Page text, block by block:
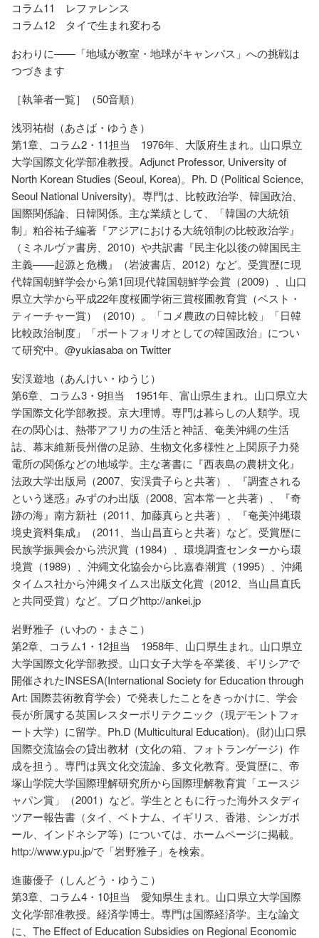
コラム11 レファレンス
コラム12 タイで生まれ変わる
おわりに――「地域が教室・地球がキャンパス」への挑戦は
つづきます
［執筆者一覧］（50音順）
浅羽祐樹（あさば・ゆうき）
第1章、コラム2・11担当 1976年、大阪府生まれ。山口県立
大学国際文化学部准教授。Adjunct Professor, University of
North Korean Studies (Seoul, Korea)。Ph. D (Political Science,
Seoul National University)。専門は、比較政治学、韓国政治、
国際関係論、日韓関係。主な業績として、「韓国の大統領
制」粕谷祐子編著『アジアにおける大統領制の比較政治学』
（ミネルヴァ書房、2010）や共訳書『民主化以後の韓国民主
主義――起源と危機』（岩波書店、2012）など。受賞歴に現
代韓国朝鮮学会から第1回現代韓国朝鮮学会賞（2009）、山口
県立大学から平成22年度桜圃学術三賞桜圃教育賞（ベスト・
ティーチャー賞）（2010）。「コメ農政の日韓比較」「日韓
比較政治制度」「ポートフォリオとしての韓国政治」につい
て研究中。@yukiasaba on Twitter
安渓遊地（あんけい・ゆうじ）
第6章、コラム3・9担当 1951年、富山県生まれ。山口県立大
学国際文化学部教授。京大理博。専門は暮らしの人類学。現
在の関心は、熱帯アフリカの生活と神話、奄美沖縄の生活
誌、幕末維新長州僧の足跡、生物文化多様性と上関原子力発
電所の関係などの地域学。主な著書に『西表島の農耕文化』
法政大学出版局（2007、安渓貴子らと共著）、『調査される
という迷惑』みずのわ出版（2008、宮本常一と共著）、『奇
跡の海』南方新社（2011、加藤真らと共著）、『奄美沖縄環
境史資料集成』（2011、当山昌直らと共著）など。受賞歴に
民族学振興会から渋沢賞（1984）、環境調査センターから環
境賞（1989）、沖縄文化協会から比嘉春潮賞（1995）、沖縄
タイムス社から沖縄タイムス出版文化賞（2012、当山昌直氏
と共同受賞）など。ブログhttp://ankei.jp
岩野雅子（いわの・まさこ）
第2章、コラム1・12担当 1958年、山口県生まれ。山口県立
大学国際文化学部教授。山口女子大学を卒業後、ギリシアで
開催されたINSESA(International Society for Education through
Art: 国際芸術教育学会）で発表したことをきっかけに、学会
長が所属する英国レスターポリテクニック（現デモントフォ
ート大学）に留学。Ph.D (Multicultural Education)。(財)山口県
国際交流協会の貸出教材（文化の箱、フォトランゲージ）作
成を担う。専門は異文化交流論、多文化教育。受賞歴に、帝
塚山学院大学国際理解研究所から国際理解教育賞「エースジ
ャパン賞」（2001）など。学生とともに行った海外スタディ
ツアー報告書（タイ、ベトナム、イギリス、香港、シンガポ
ール、インドネシア等）については、ホームページに掲載。
http://www.ypu.jp/で「岩野雅子」を検索。
進藤優子（しんどう・ゆうこ）
第3章、コラム4・10担当 愛知県生まれ。山口県立大学国際
文化学部准教授。経済学博士。専門は国際経済学。主な論文
に、The Effect of Education Subsidies on Regional Economic